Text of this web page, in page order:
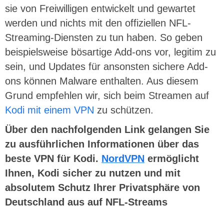
sie von Freiwilligen entwickelt und gewartet
werden und nichts mit den offiziellen NFL-
Streaming-Diensten zu tun haben. So geben
beispielsweise bösartige Add-ons vor, legitim zu
sein, und Updates für ansonsten sichere Add-
ons können Malware enthalten. Aus diesem
Grund empfehlen wir, sich beim Streamen auf
Kodi mit einem VPN zu schützen.
Über den nachfolgenden Link gelangen Sie
zu ausführlichen Informationen über das
beste VPN für Kodi. NordVPN ermöglicht
Ihnen, Kodi sicher zu nutzen und mit
absolutem Schutz Ihrer Privatsphäre von
Deutschland aus auf NFL-Streams